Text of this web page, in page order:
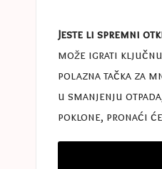
s
a
s
t
Jeste li spremni
može igrati
polazna tačka za
u smanjenju
poklone, pronaći